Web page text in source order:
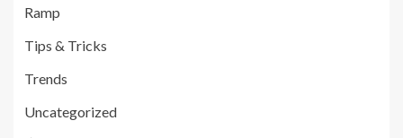
Ramp
Tips & Tricks
Trends
Uncategorized